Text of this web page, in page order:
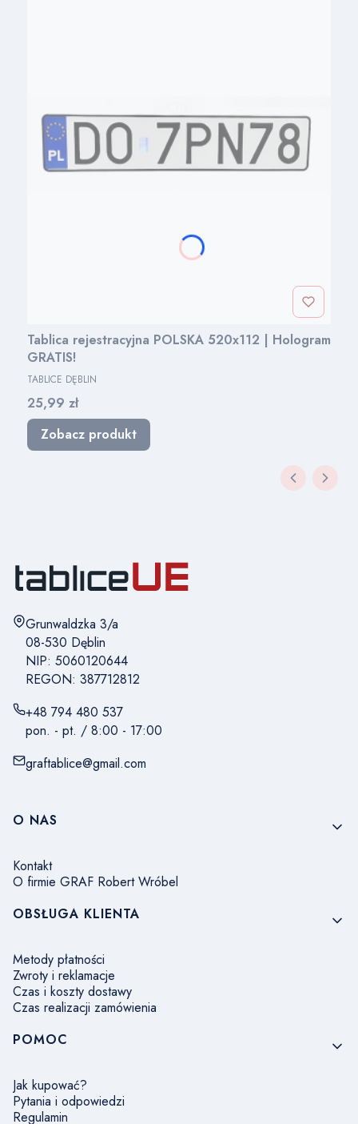
Tablica rejestracyjna POLSKA 520x112 | Hologram
GRATIS!
PRODUCENT
TABLICE DĘBLIN
Cena
25,99 zł
Zobacz produkt
Adres:
Grunwaldzka 3/a
08-530 Dęblin
NIP: 5060120644
REGON: 387712812
+48 794 480 537
pon. - pt. / 8:00 - 17:00
graftablice@gmail.com
Linki w stopce
O NAS
Kontakt
O firmie GRAF Robert Wróbel
OBSŁUGA KLIENTA
Metody płatności
Zwroty i reklamacje
Czas i koszty dostawy
Czas realizacji zamówienia
POMOC
Jak kupować?
Pytania i odpowiedzi
Regulamin